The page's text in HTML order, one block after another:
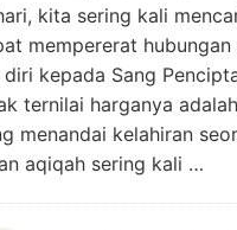
kita sering kali
mempererat hubungan
kepada Sang
ternilai harganya
menandai kelahiran
aqiqah sering kali …